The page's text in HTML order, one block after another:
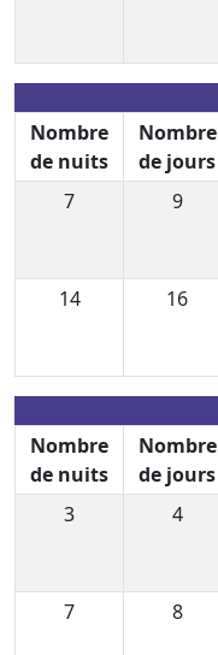
Nombre
de nuits
Nombre
de jours
7
9
14
16
Nombre
de nuits
Nombre
de jours
3
4
7
8